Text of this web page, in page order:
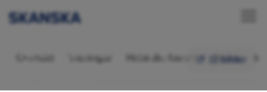
11 bilder
Äganderätt 6 rok,
Översikt Visningar Hitta din favorit Bilder